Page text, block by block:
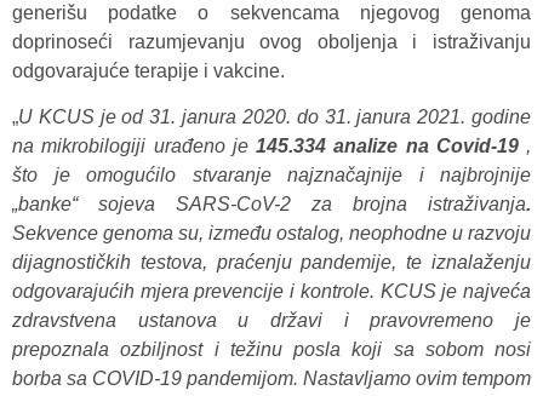
generišu podatke o sekvencama njegovog genoma
doprinoseći razumjevanju ovog oboljenja i istraživanju
odgovarajuće terapije i vakcine.
„U KCUS je od 31. janura 2020. do 31. janura 2021. godine
na mikrobilogiji urađeno je 145.334 analize na Covid-19,
što je omogućilo stvaranje najznačajnije i najbrojnije
„banke“ sojeva SARS-CoV-2 za brojna istraživanja.
Sekvence genoma su, između ostalog, neophodne u razvoju
dijagnostičkih testova, praćenju pandemije, te iznalaženju
odgovarajućih mjera prevencije i kontrole. KCUS je najveća
zdravstvena ustanova u državi i pravovremeno je
prepoznala ozbiljnost i težinu posla koji sa sobom nosi
borba sa COVID-19 pandemijom. Nastavljamo ovim tempom